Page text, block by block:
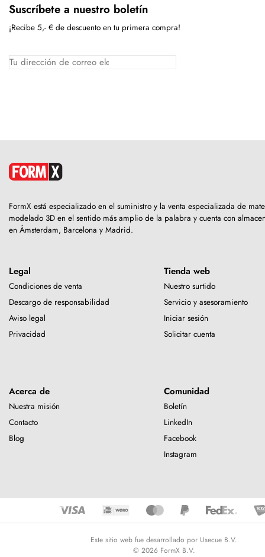
Suscríbete a nuestro boletín
¡Recibe 5,- € de descuento en tu primera compra!
FormX está especializado en el suministro y la venta especializada de
modelado 3D en el sentido más amplio de la palabra y cuenta con
en Ámsterdam, Barcelona y Madrid.
Legal
Condiciones de venta
Descargo de responsabilidad
Aviso legal
Privacidad
Tienda web
Nuestro surtido
Servicio y asesoramiento
Iniciar sesión
Solicitar cuenta
Acerca de
Nuestra misión
Contacto
Blog
Comunidad
Boletín
LinkedIn
Facebook
Instagram
Este sitio web fue desarrollado por Usecue B.V.
© 2026 FormX B.V.